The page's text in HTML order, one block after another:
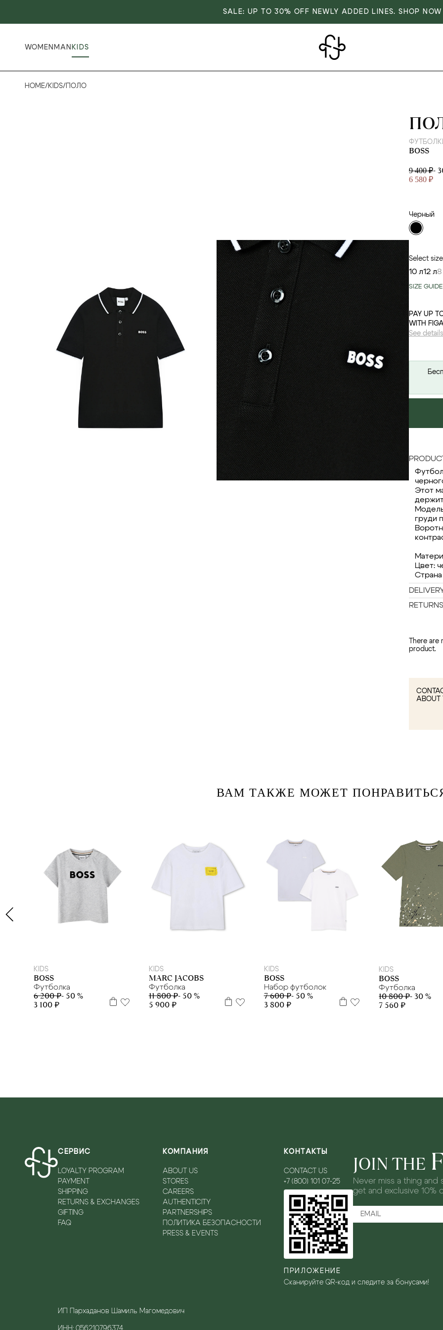
SALE: UP TO 30% OFF NEWLY ADDED LINES. SHOP NOW
WOMEN MAN KIDS
HOME/ KIDS/ ПОЛО
BOSS
9 400 ₽-
6 580 ₽
Черный
Select size
10 л12 л8
SIZE GUIDE
PAY UP
WITH
See details
Этот
груди
Цвет:
RETURNS
There
product.
ABOUT
ВАМ ТАКЖЕ МОЖЕТ
KIDS
BOSS
Футболка
6 200 ₽- 50 %
3 100 ₽
KIDS
MARC JACOBS
Футболка
11 800 ₽- 50 %
5 900 ₽
KIDS
BOSS
Набор футболок
7 600 ₽- 50 %
3 800 ₽
KIDS
BOSS
Футболка
10 800 ₽- 30 %
7 560 ₽
СЕРВИС
LOYALTY PROGRAM
PAYMENT
SHIPPING
RETURNS & EXCHANGES
GIFTING
FAQ
КОМПАНИЯ
ABOUT US
STORES
CAREERS
AUTHENTICITY
PARTNERSHIPS
ПОЛИТИКА БЕЗОПАСНОСТИ
PRESS & EVENTS
КОНТАКТЫ
CONTACT US
+7 (800) 101 07-25
ПРИЛОЖЕНИЕ
Сканируйте QR-код и следите за бонусами!
ИП Пархаданов Шамиль Магомедович
ИНН: 056210796374
JOIN THE
Never miss a thing
get and exclusive 10%